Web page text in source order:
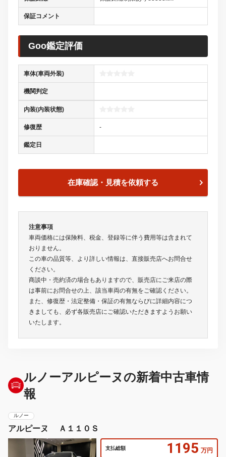
保証コメント
Goo鑑定評価
車体(車両外装)
機関判定
内装(内装状態)
修復歴 -
鑑定日
在庫確認・見積を依頼する
注意事項
車両価格には保険料、税金、登録等に伴う費用等は含まれて
おりません。
この車の品質等、より詳しい情報は、直接販売店へお問合せ
ください。
商談中・売約済の場合もありますので、販売店にご来店の際
は事前にお問合せの上、該当車両の有無をご確認ください。
また、修復歴・法定整備・保証の有無ならびに詳細内容につ
きましても、必ず各販売店にご確認いただきますようお願い
いたします。
ルノーアルピーヌの新着中古車情
報
ルノー
アルピーヌ Ａ１１０Ｓ
支払総額 1195 万円